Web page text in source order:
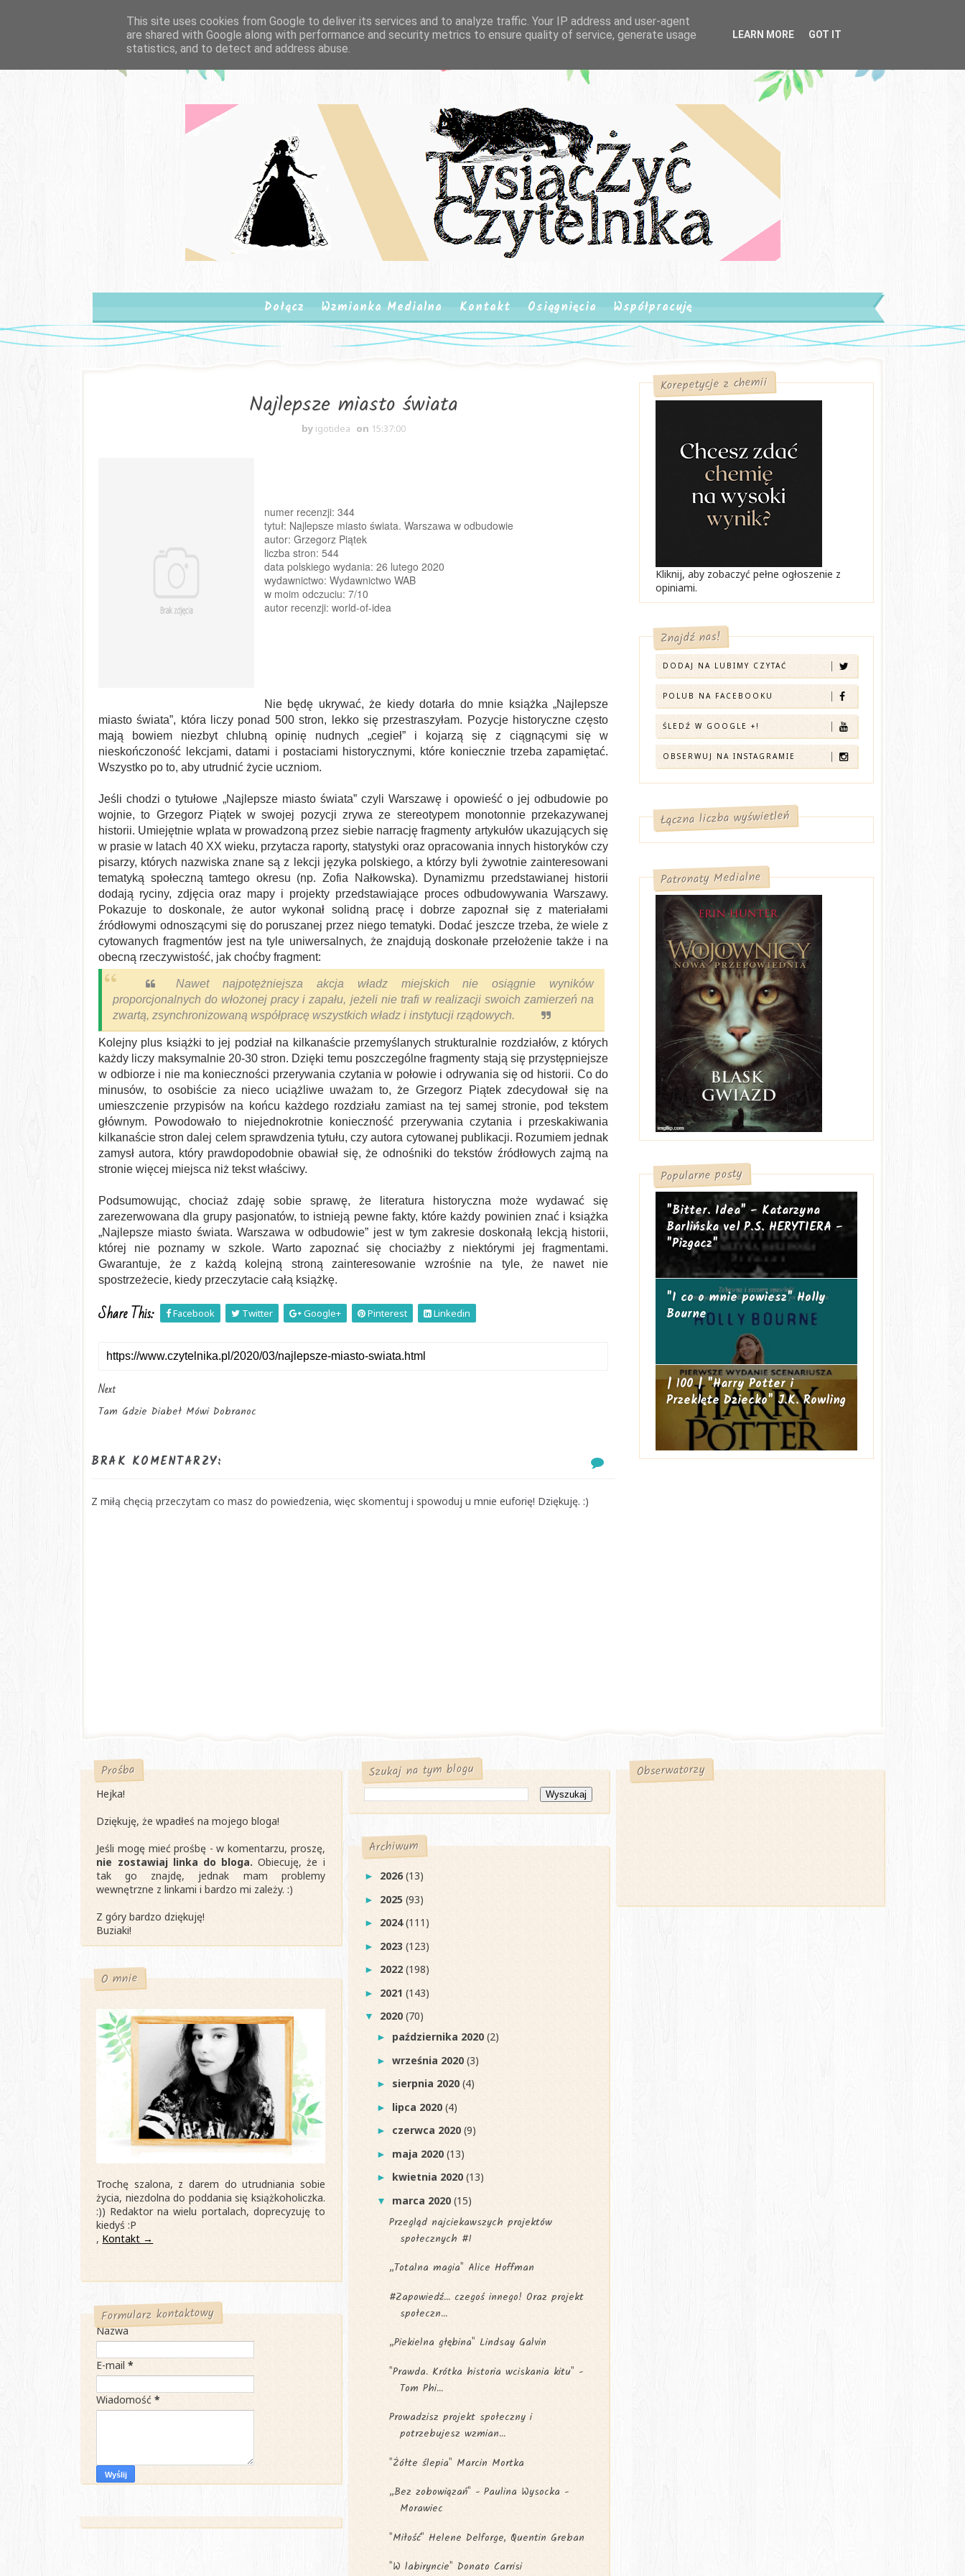
Dołącz Wzmianka Medialna Kontakt Osiągnięcia Współpracuję
Najlepsze miasto świata
by igotidea on 15:37:00
numer recenzji: 344
tytuł: Najlepsze miasto świata. Warszawa w odbudowie
autor: Grzegorz Piątek
liczba stron: 544
data polskiego wydania: 26 lutego 2020
wydawnictwo: Wydawnictwo WAB
w moim odczuciu: 7/10
autor recenzji: world-of-idea
Nie będę ukrywać, że kiedy dotarła do mnie książka „Najlepsze
miasto świata”, która liczy ponad 500 stron, lekko się przestraszyłam. Pozycje historyczne często
mają bowiem niezbyt chlubną opinię nudnych „cegieł” i kojarzą się z ciągnącymi się w
nieskończoność lekcjami, datami i postaciami historycznymi, które koniecznie trzeba zapamiętać.
Wszystko po to, aby utrudnić życie uczniom.
Jeśli chodzi o tytułowe „Najlepsze miasto świata” czyli Warszawę i opowieść o jej odbudowie po
wojnie, to Grzegorz Piątek w swojej pozycji zrywa ze stereotypem monotonnie przekazywanej
historii. Umiejętnie wplata w prowadzoną przez siebie narrację fragmenty artykułów ukazujących się
w prasie w latach 40 XX wieku, przytacza raporty, statystyki oraz opracowania innych historyków czy
pisarzy, których nazwiska znane są z lekcji języka polskiego, a którzy byli żywotnie zainteresowani
tematyką społeczną tamtego okresu (np. Zofia Nałkowska).
Dynamizmu przedstawianej historii
dodają ryciny, zdjęcia oraz mapy i projekty przedstawiające proces odbudowywania Warszawy.
Pokazuje to doskonale, że autor wykonał solidną pracę i dobrze zapoznał się z materiałami
źródłowymi odnoszącymi się do poruszanej przez niego tematyki. Dodać jeszcze trzeba, że wiele z
cytowanych fragmentów jest na tyle uniwersalnych, że znajdują doskonałe przełożenie także i na
obecną rzeczywistość, jak choćby fragment:
Nawet najpotężniejsza akcja władz miejskich nie osiągnie wyników
proporcjonalnych do włożonej pracy i zapału, jeżeli nie trafi w realizacji swoich zamierzeń na
zwartą, zsynchronizowaną współpracę wszystkich władz i instytucji rządowych.
Kolejny plus książki to jej podział na kilkanaście przemyślanych strukturalnie rozdziałów, z których
każdy liczy maksymalnie 20-30 stron. Dzięki temu poszczególne fragmenty stają się przystępniejsze
w odbiorze i nie ma konieczności przerywania czytania w połowie i odrywania się od historii. Co do
minusów, to osobiście za nieco uciążliwe uważam to, że Grzegorz Piątek zdecydował się na
umieszczenie przypisów na końcu każdego rozdziału zamiast na tej samej stronie, pod tekstem
głównym. Powodowało to niejednokrotnie konieczność przerywania czytania i przeskakiwania
kilkanaście stron dalej celem sprawdzenia tytułu, czy autora cytowanej publikacji. Rozumiem jednak
zamysł autora, który prawdopodobnie obawiał się, że odnośniki do tekstów źródłowych zajmą na
stronie więcej miejsca niż tekst właściwy.
Podsumowując, chociaż zdaję sobie sprawę, że literatura historyczna może wydawać się
zarezerwowana dla grupy pasjonatów, to istnieją pewne fakty, które każdy powinien znać i książka
„Najlepsze miasto świata. Warszawa w odbudowie” jest w tym zakresie doskonałą lekcją historii,
której nie poznamy w szkole. Warto zapoznać się chociażby z niektórymi jej fragmentami.
Gwarantuje, że z każdą kolejną stroną zainteresowanie wzrośnie na tyle, że nawet nie
spostrzeżecie, kiedy przeczytacie całą książkę.
Share This: Facebook Twitter Google+ Pinterest Linkedin
Next
Tam Gdzie Diabeł Mówi Dobranoc
BRAK KOMENTARZY:
Z miłą chęcią przeczytam co masz do powiedzenia, więc skomentuj i spowoduj u mnie euforię! Dziękuję. :)
Korepetycje z chemii
Kliknij, aby zobaczyć pełne ogłoszenie z
opiniami.
Znajdź nas!
DODAJ NA LUBIMY CZYTAĆ
POLUB NA FACEBOOKU
ŚLEDŹ W GOOGLE +!
OBSERWUJ NA INSTAGRAMIE
Łączna liczba wyświetleń
Patronaty Medialne
Popularne posty
"Bitter. Idea" - Katarzyna
Barlińska vel P.S. HERYTIERA -
"Pizgacz"
"I co o mnie powiesz" Holly
Bourne
| 100 | "Harry Potter i
Przeklęte Dziecko" J.K. Rowling
Prośba
Hejka!
Dziękuję, że wpadłeś na mojego bloga!
Jeśli mogę mieć prośbę - w komentarzu, proszę,
nie zostawiaj linka do bloga. Obiecuję, że i
tak go znajdę, jednak mam problemy
wewnętrzne z linkami i bardzo mi zależy. :)
Z góry bardzo dziękuję!
Buziaki!
O mnie
Trochę szalona, z darem do utrudniania sobie
życia, niezdolna do poddania się książkoholiczka.
:)) Redaktor na wielu portalach, doprecyzuję to
kiedyś :P
, Kontakt →
Formularz kontaktowy
Nazwa
E-mail*
Wiadomość*
Szukaj na tym blogu
Archiwum
► 2026(13)
► 2025(93)
► 2024(111)
► 2023(123)
► 2022(198)
► 2021(143)
▼ 2020(70)
► października 2020(2)
►września 2020(3)
► sierpnia 2020(4)
► lipca 2020(4)
► czerwca 2020(9)
► maja 2020(13)
► kwietnia 2020(13)
▼ marca 2020(15)
Przegląd najciekawszych projektów
społecznych #1
„Totalna magia" Alice Hoffman
#Zapowiedź... czegoś innego! Oraz projekt
społeczn...
„Piekielna głębina" Lindsay Galvin
"Prawda. Krótka historia wciskania kitu" -
Tom Phi...
Prowadzisz projekt społeczny i
potrzebujesz wzmian...
"Żółte ślepia" Marcin Mortka
„Bez zobowiązań" - Paulina Wysocka -
Morawiec
"Miłość" Helene Delforge, Quentin Greban
"W labiryncie" Donato Carrisi
Obserwatorzy
This site uses cookies from Google to deliver its services and to analyze traffic. Your IP address and user-agent
are shared with Google along with performance and security metrics to ensure quality of service, generate usage
statistics, and to detect and address abuse.
LEARN MORE GOT IT